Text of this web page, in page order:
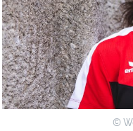
©